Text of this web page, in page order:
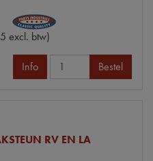
excl. btw)
Info Bestel
RV EN LA